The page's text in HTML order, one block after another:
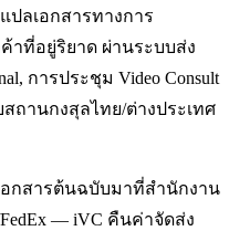
ปลเอกสารทางการ
ค้าที่อยู่ริยาด ผ่านระบบส่ง
การประชุม Video Consult
ถานกงสุลไทย/ต่างประเทศ
อกสารต้นฉบับมาที่สำนักงาน
— iVC คืนค่าจัดส่ง